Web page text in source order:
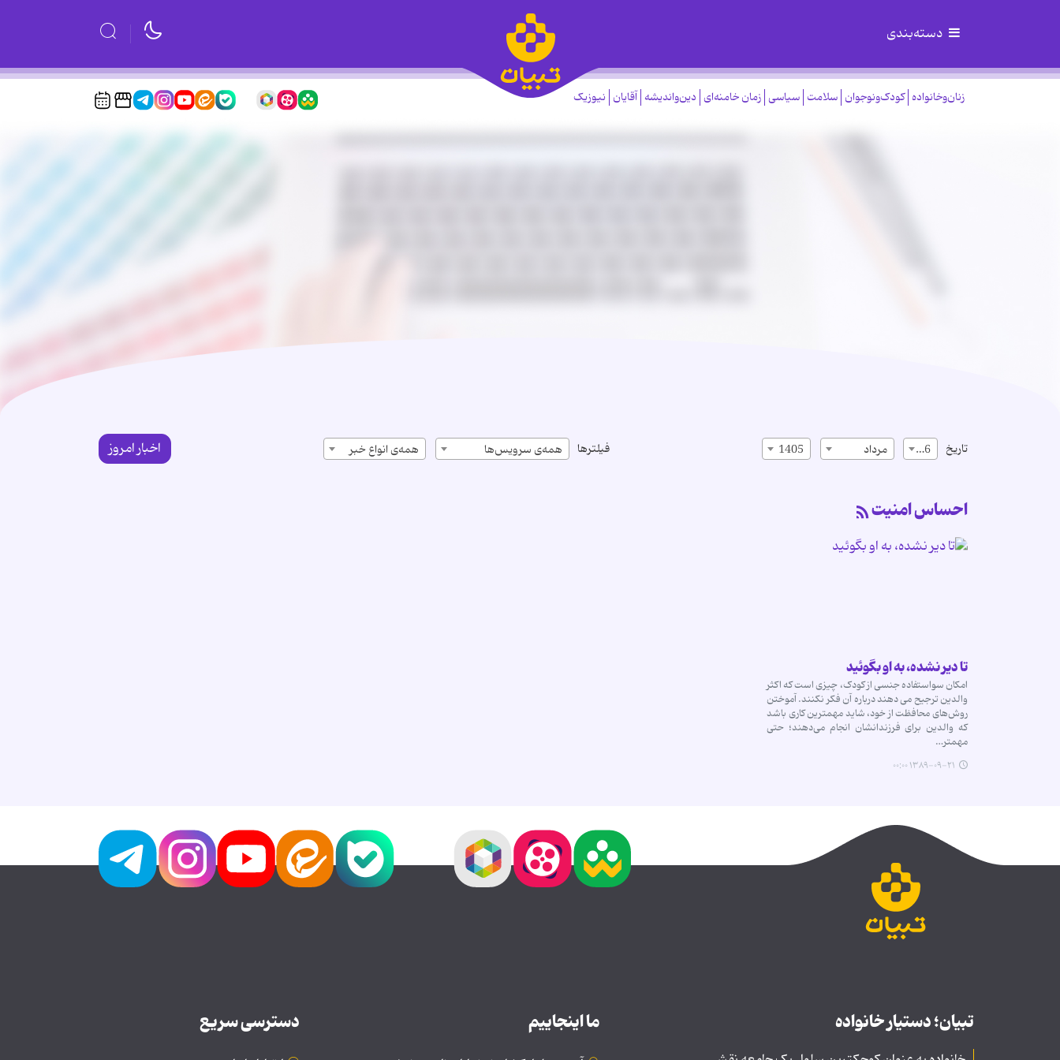
دسته‌بندی
زنان‌وخانواده کودک‌ونوجوان سلامت سیاسی زمان خامنه‌ای دین‌واندیشه آقایان نیوزیک
تاریخ 16 مرداد 1405 فیلترها همه‌ی سرویس‌ها همه‌ی انواع خبر اخبار امروز
احساس امنیت
تا دیر نشده، به او بگوئید
امکان سواستفاده جنسی از کودک، چیزی است که اکثر
والدین ترجیح می دهند درباره آن فکر نکنند. آموختن
روش‌های محافظت از خود، شاید مهمترین کاری باشد
که والدین برای فرزندانشان انجام می‌دهند؛ حتی
مهمتر…
۱۳۸۹-۰۹-۲۱ ۰۰:۰۰
تبیان؛ دستیار خانواده ما اینجاییم دسترسی سریع